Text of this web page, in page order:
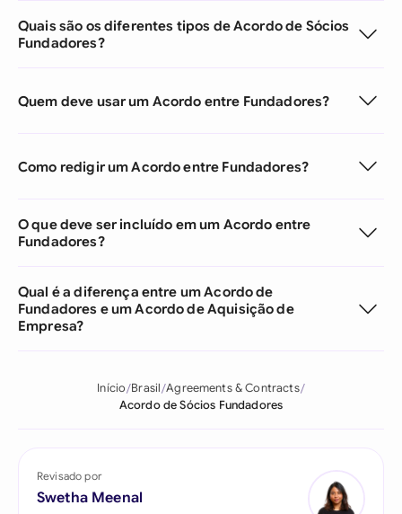
Quais são os diferentes tipos de Acordo de Sócios
Fundadores?
Quem deve usar um Acordo entre Fundadores?
Como redigir um Acordo entre Fundadores?
O que deve ser incluído em um Acordo entre
Fundadores?
Qual é a diferença entre um Acordo de
Fundadores e um Acordo de Aquisição de
Empresa?
Início Brasil Agreements & Contracts
Acordo de Sócios Fundadores
Revisado por
Swetha Meenal